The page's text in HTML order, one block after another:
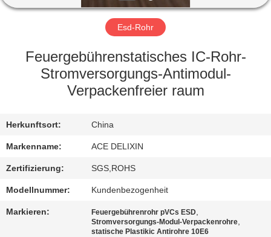
FABRIK-
QUALITÄTSKONTROLLE
SIE
MIT
UNS
IN
VERBINDUNG
Esd-Rohr
Feuergebührenstatisches IC-Rohr-
Stromversorgungs-Antimodul-
Verpackenfreier raum
Herkunftsort: China
Markenname: ACE DELIXIN
Zertifizierung: SGS,ROHS
Modellnummer: Kundenbezogenheit
Markieren: Feuergebührenrohr pVCs ESD,
Stromversorgungs-Modul-Verpackenrohre,
statische Plastikic Antirohre 10E6